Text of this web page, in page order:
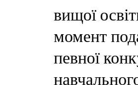
вищої
момент
певної